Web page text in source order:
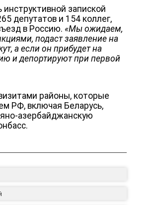
запиской
депутатов и 154 коллег,
в Россию.«Мы ожидаем,
подаст заявление на
а если он прибудет на
и депортируют при первой
районы, которые
РФ, включая Беларусь,
азербайджанскую